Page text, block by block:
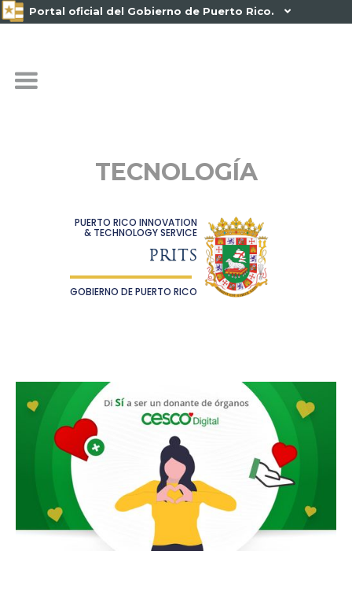
Portal oficial del Gobierno de Puerto Rico. 
TECNOLOGÍA
PUERTO RICO INNOVATION
& TECHNOLOGY SERVICE
PRITS
GOBIERNO DE PUERTO RICO